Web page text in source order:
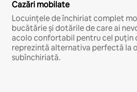
Cazări mobilate
Locuințele de închiriat complet
bucătărie și dotările de care ai
acolo confortabil pentru cel puțin
reprezintă alternativa perfectă la
subînchiriată.